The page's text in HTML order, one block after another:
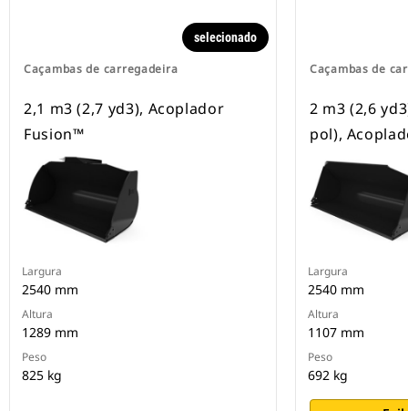
Caçambas de carregadeira
selecionado
2,1 m3 (2,7 yd3), Acoplador
Fusion™
Largura
2540 mm
Altura
1289 mm
Peso
825 kg
Caçambas de
2 m3 (2,6
pol),
Largura
2540 mm
Altura
1107 mm
Peso
692 kg